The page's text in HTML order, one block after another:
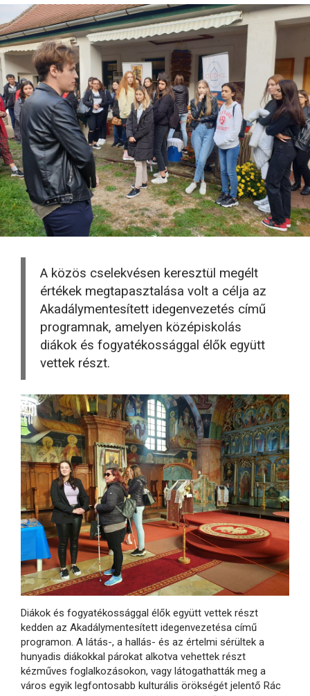
A közös cselekvésen keresztül megélt
értékek megtapasztalása volt a célja az
Akadálymentesített idegenvezetés című
programnak, amelyen középiskolás
diákok és fogyatékossággal élők együtt
vettek részt.
Diákok és fogyatékossággal élők együtt vettek részt
kedden az Akadálymentesített idegenvezetésa című
programon. A látás-, a hallás- és az értelmi sérültek a
hunyadis diákokkal párokat alkotva vehettek részt
kézműves foglalkozásokon, vagy látogathatták meg a
város egyik legfontosabb kulturális örökségét jelentő Rác